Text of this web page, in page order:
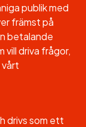
publik med
främst på
betalande
vill driva frågor,
drivs som ett